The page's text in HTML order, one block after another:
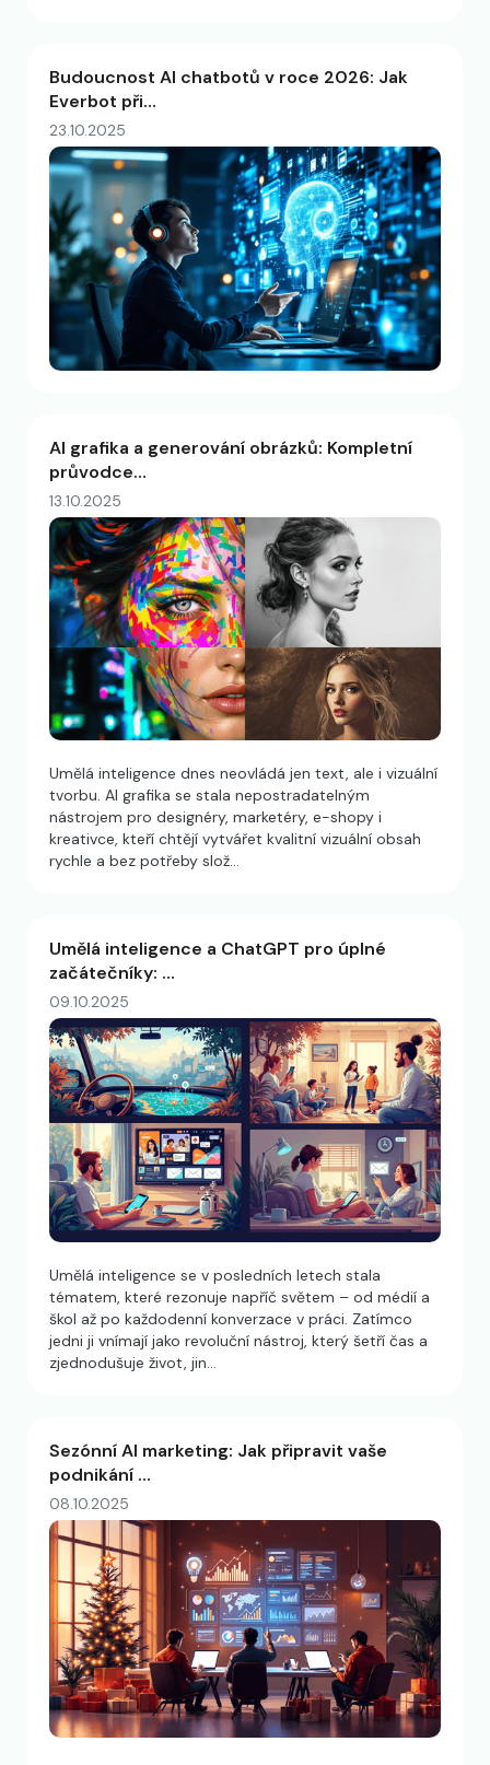
Budoucnost AI chatbotů v roce 2026: Jak
Everbot při…
23.10.2025
AI grafika a generování obrázků: Kompletní
průvodce…
13.10.2025
Umělá inteligence dnes neovládá jen text, ale i vizuální
tvorbu. AI grafika se stala nepostradatelným
nástrojem pro designéry, marketéry, e-shopy i
kreativce, kteří chtějí vytvářet kvalitní vizuální obsah
rychle a bez potřeby slož…
Umělá inteligence a ChatGPT pro úplné
začátečníky: …
09.10.2025
Umělá inteligence se v posledních letech stala
tématem, které rezonuje napříč světem – od médií a
škol až po každodenní konverzace v práci. Zatímco
jedni ji vnímají jako revoluční nástroj, který šetří čas a
zjednodušuje život, jin…
Sezónní AI marketing: Jak připravit vaše
podnikání …
08.10.2025